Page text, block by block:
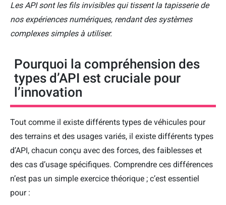
Les API sont les fils invisibles qui tissent la tapisserie de
nos expériences numériques, rendant des systèmes
complexes simples à utiliser.
Pourquoi la compréhension des
types d’API est cruciale pour
l’innovation
Tout comme il existe différents types de véhicules pour
des terrains et des usages variés, il existe différents types
d’API, chacun conçu avec des forces, des faiblesses et
des cas d’usage spécifiques. Comprendre ces différences
n’est pas un simple exercice théorique ; c’est essentiel
pour :